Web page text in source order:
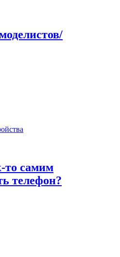
самим
телефон?